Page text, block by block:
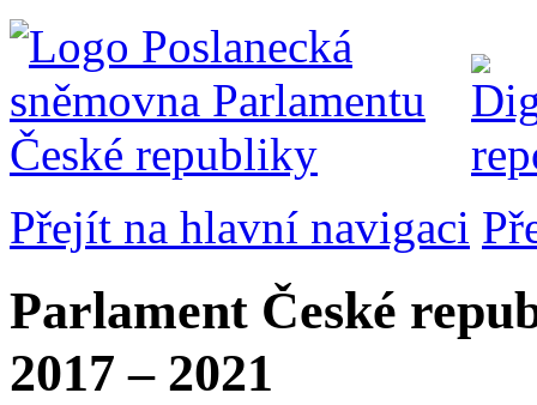
Přejít na hlavní navigaci
Parlament České
2017 – 2021